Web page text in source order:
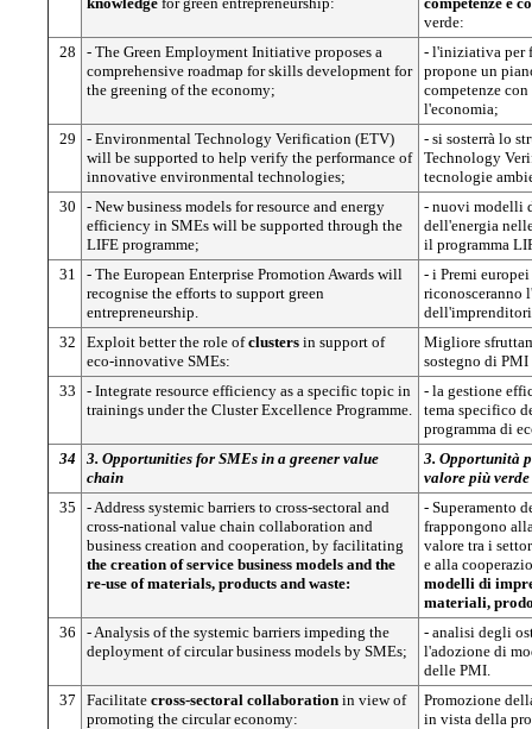
verde:
28
- The Green Employment Initiative proposes a
comprehensive roadmap for skills development for
the greening of the economy;
- l'iniziativa per
propone un
competenze
l'economia;
29
- Environmental Technology Verification (ETV)
will be supported to help verify the performance of
innovative environmental technologies;
- si sosterrà lo
Technology
tecnologie
30
- New business models for resource and energy
efficiency in SMEs will be supported through the
LIFE programme;
- nuovi modelli
dell'energia
il programma
31
- The European Enterprise Promotion Awards will
recognise the efforts to support green
entrepreneurship.
- i Premi
riconosceranno
32
Exploit better the role ofclusters in support of
eco-innovative SMEs:
Migliore
sostegno di
33
- Integrate resource efficiency as a specific topic in
trainings under the Cluster Excellence Programme.
- la gestione
tema specifico
programma di
34
3. Opportunities for SMEs in a greener value
chain
3. Opportunità
valore più verde
35
- Address systemic barriers to cross-sectoral and
cross-national value chain collaboration and
business creation and cooperation, by facilitating
the creation of service business models and the
re-use of materials, products and waste:
- Superamento
frappongono
valore tra i
e alla
modelli di
materiali,
36
- Analysis of the systemic barriers impeding the
deployment of circular business models by SMEs;
- analisi degli
l'adozione di
delle PMI.
37
Facilitate cross-sectoral collaboration in view of
promoting the circular economy:
Promozione
in vista della